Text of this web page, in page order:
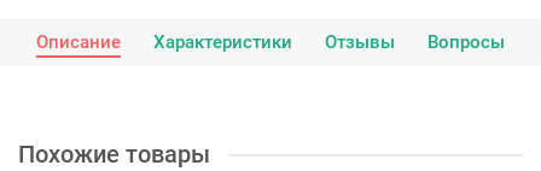
Описание Характеристики Отзывы Вопросы
Похожие товары